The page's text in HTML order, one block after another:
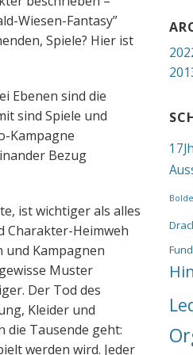
Wiesen-Fantasy”
Spiele? Hier ist
Ebenen sind die
sind Spiele und
Kampagne
Bezug
ist wichtiger als alles
Charakter-Heimweh
Kampagnen
Muster
Der Tod des
Kleider und
die Tausende geht:
werden wird. Jeder